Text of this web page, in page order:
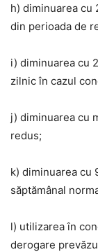
h) diminuarea cu
din perioada de
i) diminuarea cu
zilnic în cazul
j) diminuarea cu
redus;
k) diminuarea cu
săptămânal
l) utilizarea în
derogare